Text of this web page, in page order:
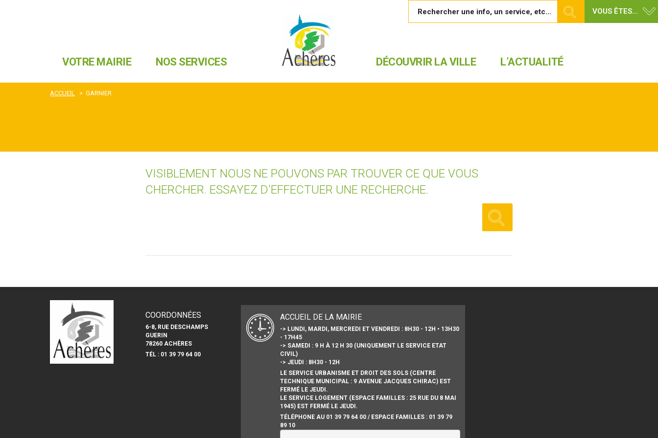
VOUS ÊTES...
VOTRE MAIRIE NOS SERVICES DÉCOUVRIR LA VILLE L’ACTUALITÉ
ACCUEIL > GARNIER
VISIBLEMENT NOUS NE POUVONS PAR TROUVER CE QUE VOUS
CHERCHER. ESSAYEZ D'EFFECTUER UNE RECHERCHE.
COORDONNÉES
6-8, RUE DESCHAMPS
GUERIN
78260 ACHÈRES
TÉL : 01 39 79 64 00
ACCUEIL DE LA MAIRIE
-> LUNDI, MARDI, MERCREDI ET VENDREDI : 8H30 - 12H • 13H30
- 17H45
-> SAMEDI : 9 H À 12 H 30 (UNIQUEMENT LE SERVICE ETAT
CIVIL)
-> JEUDI : 8H30 - 12H
LE SERVICE URBANISME ET DROIT DES SOLS (CENTRE
TECHNIQUE MUNICIPAL : 9 AVENUE JACQUES CHIRAC) EST
FERMÉ LE JEUDI.
LE SERVICE LOGEMENT (ESPACE FAMILLES : 25 RUE DU 8 MAI
1945) EST FERMÉ LE JEUDI.
TÉLÉPHONE AU 01 39 79 64 00 / ESPACE FAMILLES : 01 39 79
89 10